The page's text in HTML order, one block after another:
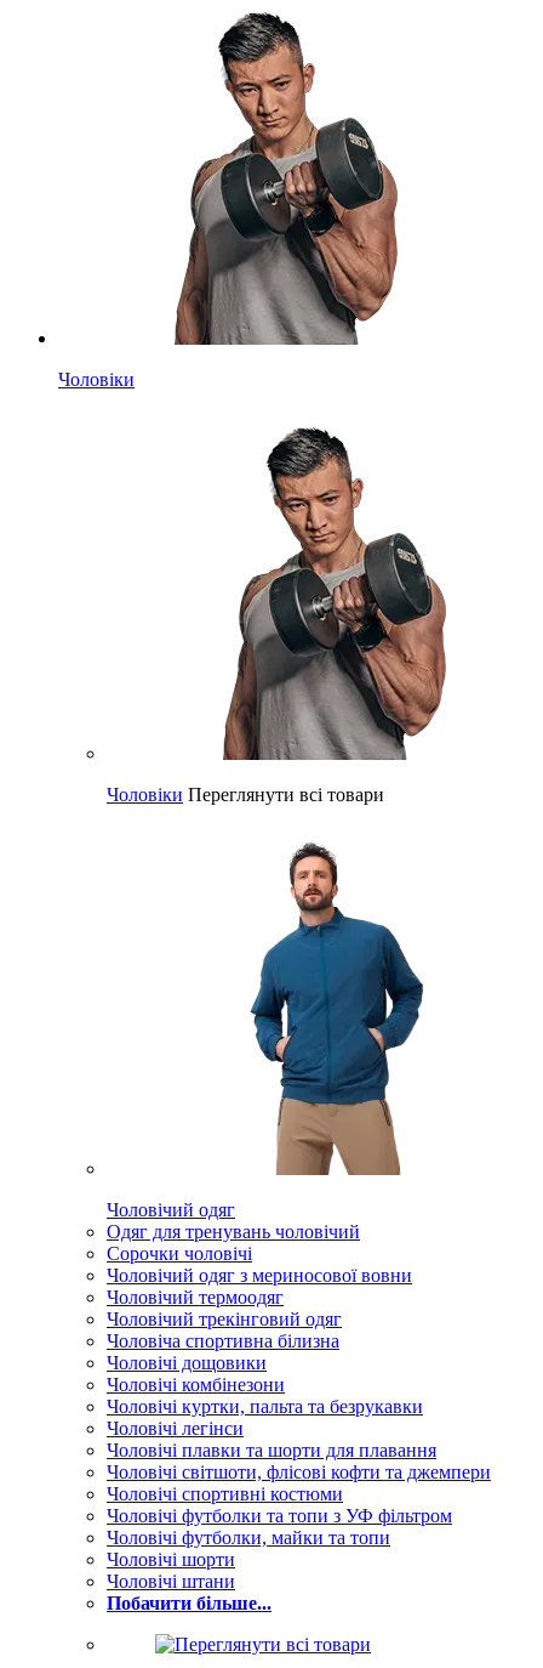
Чоловіки
Чоловіки Переглянути всі товари
Чоловічий одяг
Одяг для тренувань чоловічий
Сорочки чоловічі
Чоловічий одяг з мериносової вовни
Чоловічий термоодяг
Чоловічий трекінговий одяг
Чоловіча спортивна білизна
Чоловічі дощовики
Чоловічі комбінезони
Чоловічі куртки, пальта та безрукавки
Чоловічі легінси
Чоловічі плавки та шорти для плавання
Чоловічі світшоти, флісові кофти та джемпери
Чоловічі спортивні костюми
Чоловічі футболки та топи з УФ фільтром
Чоловічі футболки, майки та топи
Чоловічі шорти
Чоловічі штани
Побачити більше...